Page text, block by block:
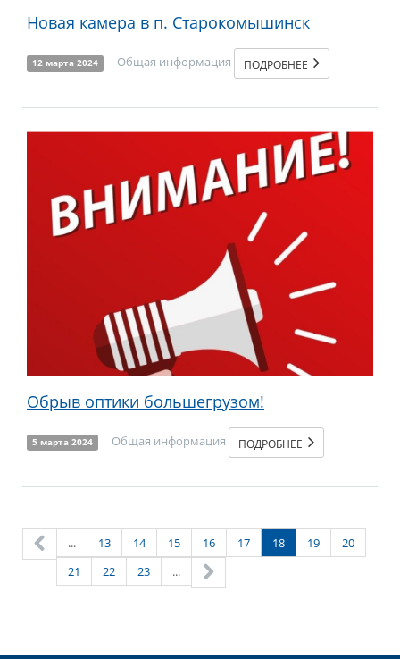
Новая камера в п. Старокомышинск
12 марта 2024 Общая информация ПОДРОБНЕЕ
Обрыв оптики большегрузом!
5 марта 2024 Общая информация ПОДРОБНЕЕ
... 13 14 15 16 17 18 19
20
21
22 23 ...